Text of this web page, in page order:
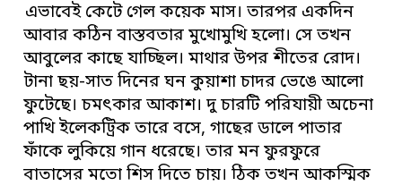
এভাবেই কেটে গেল কয়েক মাস। তারপর একদিন
আবার কঠিন বাস্তবতার মুখোমুখি হলো। সে তখন
আবুলের কাছে যাচ্ছিল। মাথার উপর শীতের রোদ।
টানা ছয়-সাত দিনের ঘন কুয়াশা চাদর ভেঙে আলো
ফুটেছে। চমৎকার আকাশ। দু চারটি পরিযায়ী অচেনা
পাখি ইলেকট্রিক তারে বসে, গাছের ডালে পাতার
ফাঁকে লুকিয়ে গান ধরেছে। তার মন ফুরফুরে
বাতাসের মতো শিস দিতে চায়। ঠিক তখন আকস্মিক